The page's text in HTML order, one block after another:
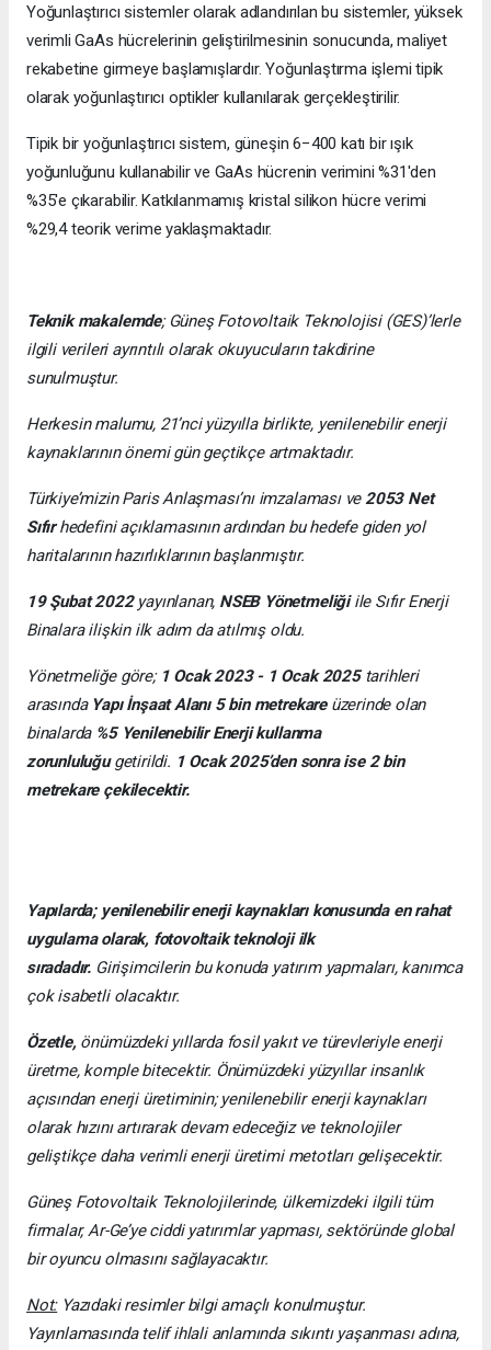
Yoğunlaştırıcı sistemler olarak adlandırılan bu sistemler, yüksek
verimli GaAs hücrelerinin geliştirilmesinin sonucunda, maliyet
rekabetine girmeye başlamışlardır. Yoğunlaştırma işlemi tipik
olarak yoğunlaştırıcı optikler kullanılarak gerçekleştirilir.
Tipik bir yoğunlaştırıcı sistem, güneşin 6−400 katı bir ışık
yoğunluğunu kullanabilir ve GaAs hücrenin verimini %31'den
%35'e çıkarabilir. Katkılanmamış kristal silikon hücre verimi
%29,4 teorik verime yaklaşmaktadır.
Teknik makalemde; Güneş Fotovoltaik Teknolojisi (GES)’lerle
ilgili verileri ayrıntılı olarak okuyucuların takdirine
sunulmuştur.
Herkesin malumu, 21’nci yüzyılla birlikte, yenilenebilir enerji
kaynaklarının önemi gün geçtikçe artmaktadır.
Türkiye’mizin Paris Anlaşması’nı imzalaması ve2053 Net
Sıfırhedefini açıklamasının ardından bu hedefe giden yol
haritalarının hazırlıklarının başlanmıştır.
19 Şubat 2022 yayınlanan, NSEB Yönetmeliğiile Sıfır Enerji
Binalara ilişkin ilk adım da atılmış oldu.
Yönetmeliğe göre; 1 Ocak 2023 - 1 Ocak 2025 tarihleri
arasında Yapı İnşaat Alanı 5 bin metrekare üzerinde olan
binalarda%5 Yenilenebilir Enerji kullanma
zorunluluğugetirildi. 1 Ocak 2025’den sonra ise 2 bin
metrekare çekilecektir.
Yapılarda; yenilenebilir enerji kaynakları konusunda en rahat
uygulama olarak, fotovoltaik teknoloji ilk
sıradadır. Girişimcilerin bu konuda yatırım yapmaları, kanımca
çok isabetli olacaktır.
Özetle,önümüzdeki yıllarda fosil yakıt ve türevleriyle enerji
üretme, komple bitecektir. Önümüzdeki yüzyıllar insanlık
açısından enerji üretiminin; yenilenebilir enerji kaynakları
olarak hızını artırarak devam edeceğiz ve teknolojiler
geliştikçe daha verimli enerji üretimi metotları gelişecektir.
Güneş Fotovoltaik Teknolojilerinde, ülkemizdeki ilgili tüm
firmalar, Ar-Ge’ye ciddi yatırımlar yapması, sektöründe global
bir oyuncu olmasını sağlayacaktır.
Not:Yazıdaki resimler bilgi amaçlı konulmuştur.
Yayınlamasında telif ihlali anlamında sıkıntı yaşanması adına,